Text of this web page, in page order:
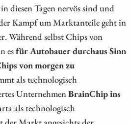
diesen Tagen nervös sind und
Kampf um Marktanteile geht in
Während selbst Chips von
esfür Autobauer durchaus Sinn
von morgen zu
als technologisch
UnternehmenBrainChip ins
als technologisch